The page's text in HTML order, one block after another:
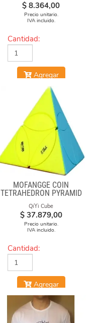
$ 8.364,00
Precio unitario.
IVA incluido.
Cantidad:
Agregar
MOFANGGE COIN
TETRAHEDRON PYRAMID
STICKERLESS
QiYi Cube
$ 37.879,00
Precio unitario.
IVA incluido.
Cantidad:
Agregar